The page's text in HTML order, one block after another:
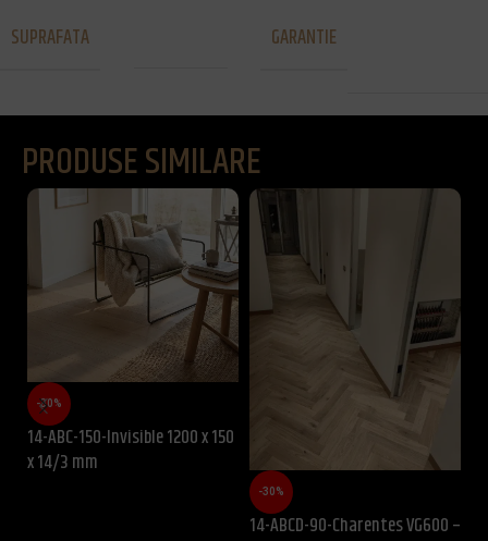
SUPRAFATA GARANTIE
PRODUSE SIMILARE
-30%
14-ABC-150-Invisible 1200 x 150
x 14/3 mm
-30%
14-ABCD-90-Charentes VG600 –